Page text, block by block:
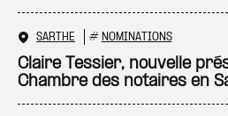
SARTHE # NOMINATIONS
Claire Tessier, nouvelle
Chambre des notaires en